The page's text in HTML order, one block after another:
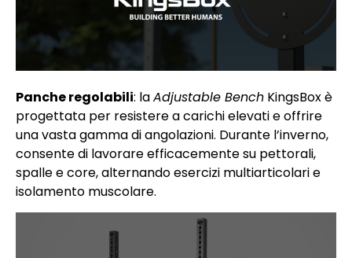
Panche regolabili: laAdjustable Bench KingsBox è
progettata per resistere a carichi elevati e offrire
una vasta gamma di angolazioni. Durante l’inverno,
consente di lavorare efficacemente su pettorali,
spalle e core, alternando esercizi multiarticolari e
isolamento muscolare.